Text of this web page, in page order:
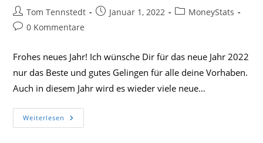
Beitrags-
Autor:
Tom Tennstedt
BeitragJanuar 1, 2022
Beitrags-
MoneyStats
Beitrags-
0 Kommentare
Frohes neues Jahr! Ich wünsche Dir für das neue Jahr 2022
nur das Beste und gutes Gelingen für alle deine Vorhaben.
Auch in diesem Jahr wird es wieder viele neue…
Weiterlesen Neues
Jahr,